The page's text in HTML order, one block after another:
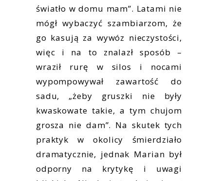
światło w domu mam”. Latami nie
mógł wybaczyć szambiarzom, że
go kasują za wywóz nieczystości,
więc i na to znalazł sposób –
wraził rurę w silos i nocami
wypompowywał zawartość do
sadu, „żeby gruszki nie były
kwaskowate takie, a tym chujom
grosza nie dam”. Na skutek tych
praktyk w okolicy śmierdziało
dramatycznie, jednak Marian był
odporny na krytykę i uwagi